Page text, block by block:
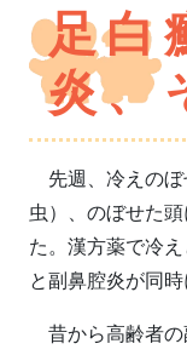
足白
炎、
先週、冷えのぼ
虫）、のぼせた
た。漢方薬で冷
と副鼻腔炎が同時
昔から高齢者